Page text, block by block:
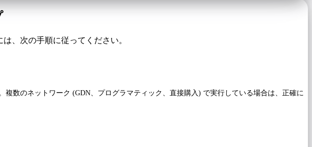
、次の手順に従ってください。
数のネットワーク (GDN、プログラマティック、直接購入) で実行している場合は、正確に